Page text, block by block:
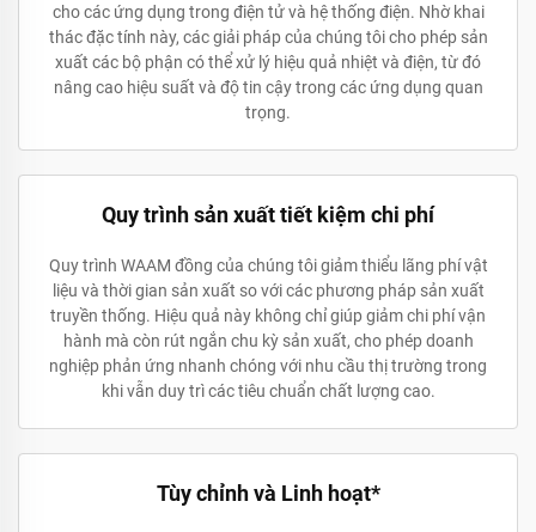
cho các ứng dụng trong điện tử và hệ thống điện. Nhờ khai
thác đặc tính này, các giải pháp của chúng tôi cho phép sản
xuất các bộ phận có thể xử lý hiệu quả nhiệt và điện, từ đó
nâng cao hiệu suất và độ tin cậy trong các ứng dụng quan
trọng.
Quy trình sản xuất tiết kiệm chi phí
Quy trình WAAM đồng của chúng tôi giảm thiểu lãng phí vật
liệu và thời gian sản xuất so với các phương pháp sản xuất
truyền thống. Hiệu quả này không chỉ giúp giảm chi phí vận
hành mà còn rút ngắn chu kỳ sản xuất, cho phép doanh
nghiệp phản ứng nhanh chóng với nhu cầu thị trường trong
khi vẫn duy trì các tiêu chuẩn chất lượng cao.
Tùy chỉnh và Linh hoạt*